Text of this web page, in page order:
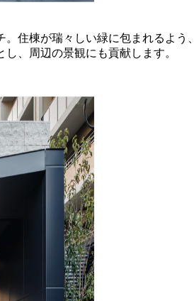
住棟が瑞々しい緑に包まれるよう、
、 周辺の景観にも貢献します。